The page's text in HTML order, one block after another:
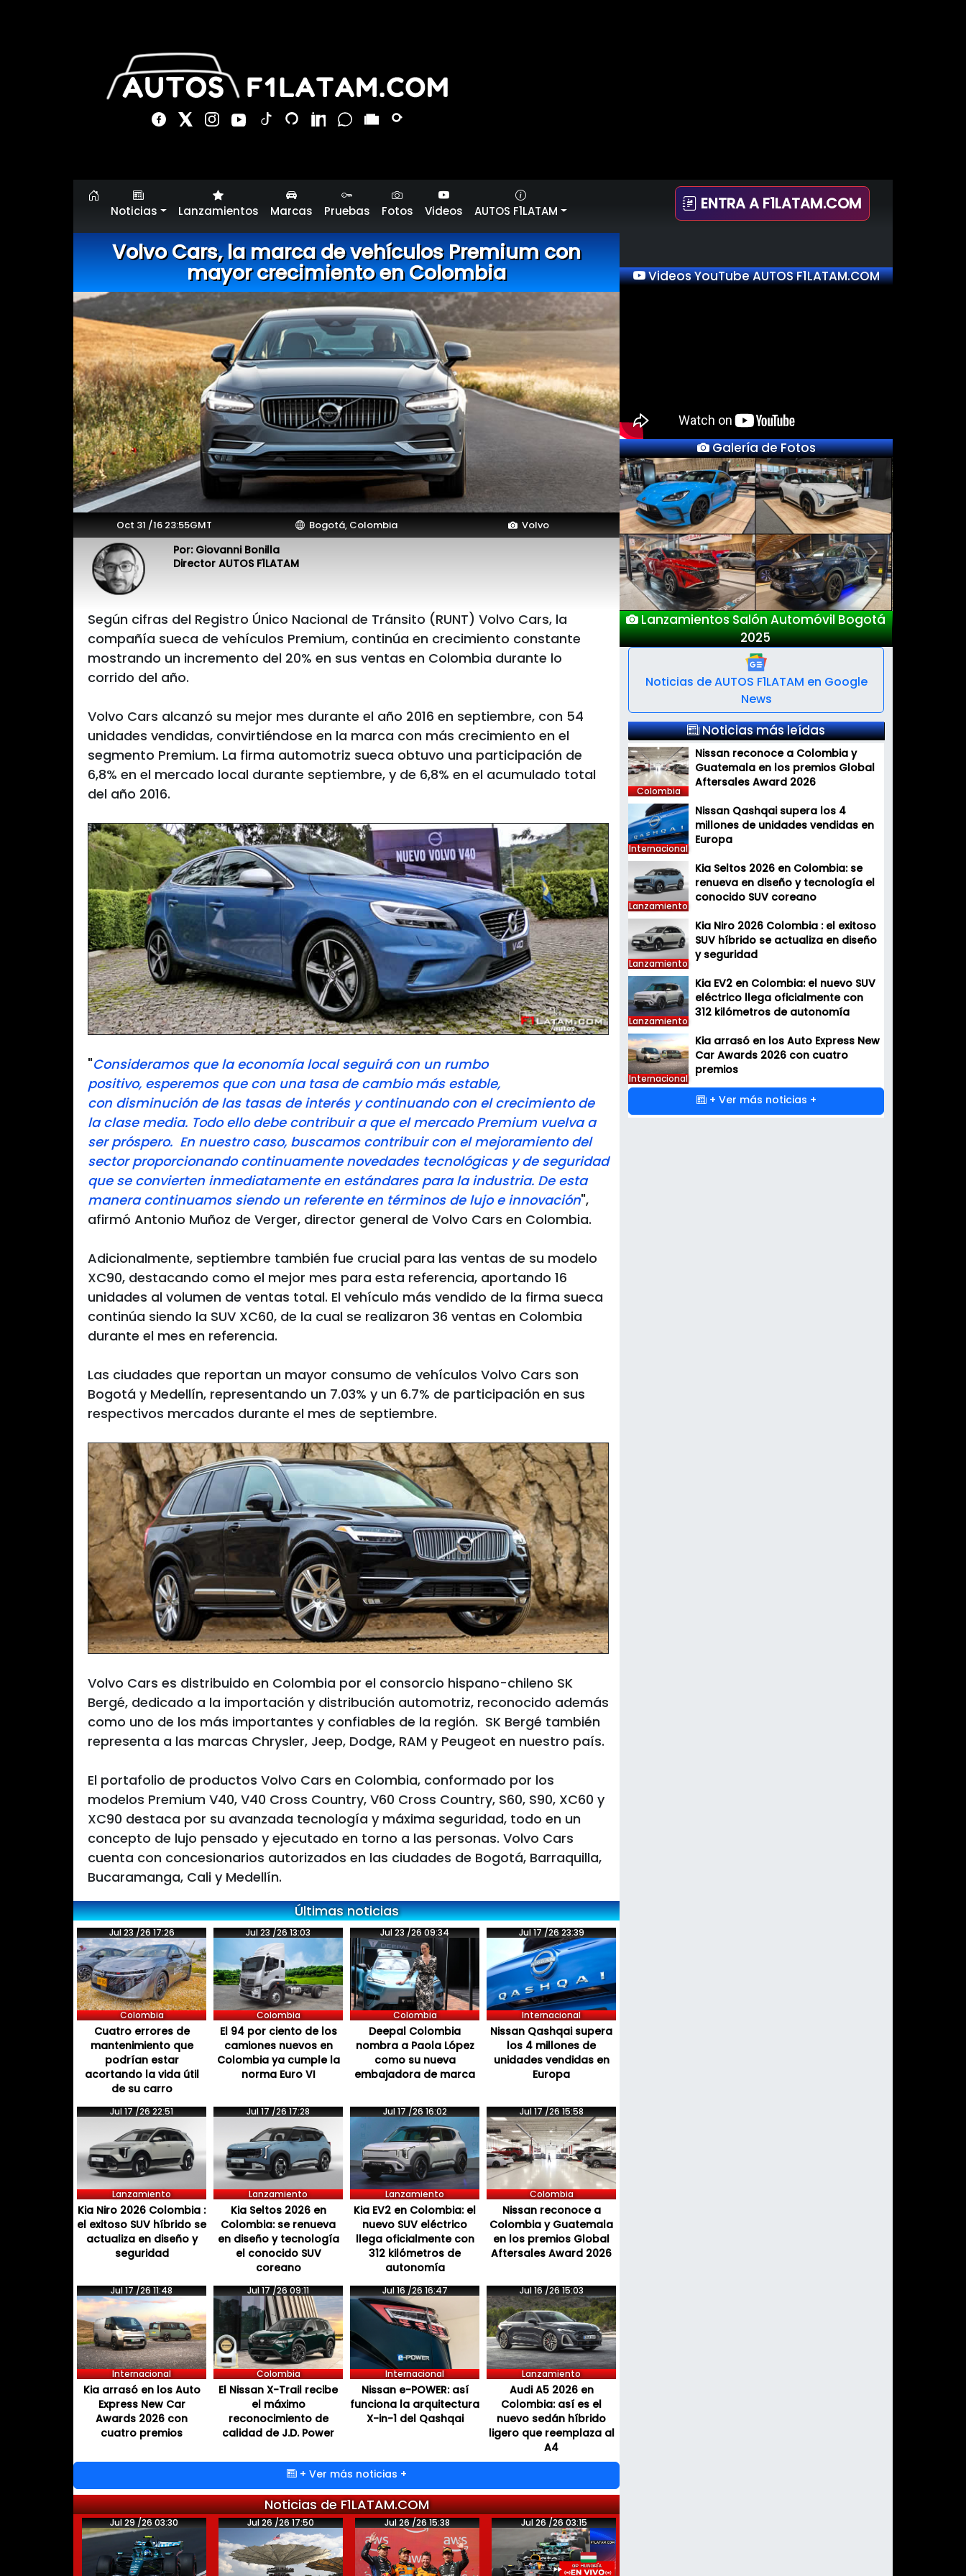
Noticias Lanzamientos Marcas Pruebas Fotos Videos AUTOS F1LATAM ENTRA A F1LATAM.COM
Volvo Cars, la marca de vehículos Premium con
mayor crecimiento en Colombia
Oct 31 /16 23:55GMT Bogotá, Colombia Volvo
Por: Giovanni Bonilla
Director AUTOS F1LATAM
Según cifras del Registro Único Nacional de Tránsito (RUNT) Volvo Cars, la
compañía sueca de vehículos Premium, continúa en crecimiento constante
mostrando un incremento del 20% en sus ventas en Colombia durante lo
corrido del año.
Volvo Cars alcanzó su mejor mes durante el año 2016 en septiembre, con 54
unidades vendidas, convirtiéndose en la marca con más crecimiento en el
segmento Premium. La firma automotriz sueca obtuvo una participación de
6,8% en el mercado local durante septiembre, y de 6,8% en el acumulado total
del año 2016.
"Consideramos que la economía local seguirá con un rumbo
positivo, esperemos que con una tasa de cambio más estable,
con disminución de las tasas de interés y continuando con el crecimiento de
la clase media. Todo ello debe contribuir a que el mercado Premium vuelva a
ser próspero. En nuestro caso, buscamos contribuir con el mejoramiento del
sector proporcionando continuamente novedades tecnológicas y de seguridad
que se convierten inmediatamente en estándares para la industria. De esta
manera continuamos siendo un referente en términos de lujo e innovación",
afirmó Antonio Muñoz de Verger, director general de Volvo Cars en Colombia.
Adicionalmente, septiembre también fue crucial para las ventas de su modelo
XC90, destacando como el mejor mes para esta referencia, aportando 16
unidades al volumen de ventas total. El vehículo más vendido de la firma sueca
continúa siendo la SUV XC60, de la cual se realizaron 36 ventas en Colombia
durante el mes en referencia.
Las ciudades que reportan un mayor consumo de vehículos Volvo Cars son
Bogotá y Medellín, representando un 7.03% y un 6.7% de participación en sus
respectivos mercados durante el mes de septiembre.
Volvo Cars es distribuido en Colombia por el consorcio hispano-chileno SK
Bergé, dedicado a la importación y distribución automotriz, reconocido además
como uno de los más importantes y confiables de la región. SK Bergé también
representa a las marcas Chrysler, Jeep, Dodge, RAM y Peugeot en nuestro país.
El portafolio de productos Volvo Cars en Colombia, conformado por los
modelos Premium V40, V40 Cross Country, V60 Cross Country, S60, S90, XC60 y
XC90 destaca por su avanzada tecnología y máxima seguridad, todo en un
concepto de lujo pensado y ejecutado en torno a las personas. Volvo Cars
cuenta con concesionarios autorizados en las ciudades de Bogotá, Barraquilla,
Bucaramanga, Cali y Medellín.
Últimas noticias
Jul 23 /26 17:26
Colombia
Cuatro errores de
mantenimiento que
podrían estar
acortando la vida útil
de su carro
Jul 23 /26 13:03
Colombia
El 94 por ciento de los
camiones nuevos en
Colombia ya cumple la
norma Euro VI
Jul 23 /26 09:34
Colombia
Deepal Colombia
nombra a Paola López
como su nueva
embajadora de marca
Jul 17 /26 23:39
Internacional
Nissan Qashqai supera
los 4 millones de
unidades vendidas en
Europa
Jul 17 /26 22:51
Lanzamiento
Kia Niro 2026 Colombia :
el exitoso SUV híbrido se
actualiza en diseño y
seguridad
Jul 17 /26 17:28
Lanzamiento
Kia Seltos 2026 en
Colombia: se renueva
en diseño y tecnología
el conocido SUV
coreano
Jul 17 /26 16:02
Lanzamiento
Kia EV2 en Colombia: el
nuevo SUV eléctrico
llega oficialmente con
312 kilómetros de
autonomía
Jul 17 /26 15:58
Colombia
Nissan reconoce a
Colombia y Guatemala
en los premios Global
Aftersales Award 2026
Jul 17 /26 11:48
Internacional
Kia arrasó en los Auto
Express New Car
Awards 2026 con
cuatro premios
Jul 17 /26 09:11
Colombia
El Nissan X-Trail recibe
el máximo
reconocimiento de
calidad de J.D. Power
Jul 16 /26 16:47
Internacional
Nissan e-POWER: así
funciona la arquitectura
X-in-1 del Qashqai
Jul 16 /26 15:03
Lanzamiento
Audi A5 2026 en
Colombia: así es el
nuevo sedán híbrido
ligero que reemplaza al
A4
+ Ver más noticias +
Videos YouTube AUTOS F1LATAM.COM
Galería de Fotos
Nuevo Deepal S05
Previous Next
Noticias de AUTOS F1LATAM en Google
News
Noticias más leídas
Colombia
Nissan reconoce a Colombia y
Guatemala en los premios Global
Aftersales Award 2026
Internacional
millones de unidades vendidas en
Europa
Lanzamiento
Kia Seltos 2026 en Colombia: se
renueva en diseño y tecnología el
conocido SUV coreano
Lanzamiento
SUV híbrido se actualiza en diseño
y seguridad
Lanzamiento
Kia EV2 en Colombia: el nuevo SUV
eléctrico llega oficialmente con
312 kilómetros de autonomía
Internacional
Car Awards 2026 con cuatro
premios
Noticias de F1LATAM.COM
Jul 29 /26 03:30 Jul 26 /26 17:50 Jul 26 /26 15:38 Jul 26 /26 03:15